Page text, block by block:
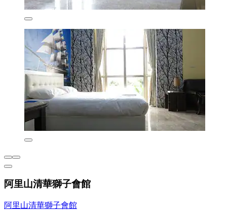
阿里山清華獅子會館
阿里山清華獅子會館